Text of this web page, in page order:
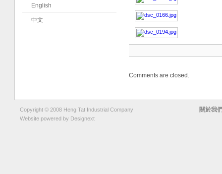
Comments are closed.
English
中文
Copyright © 2008 Heng Tat Industrial Company
Website powered by Designext
關於我